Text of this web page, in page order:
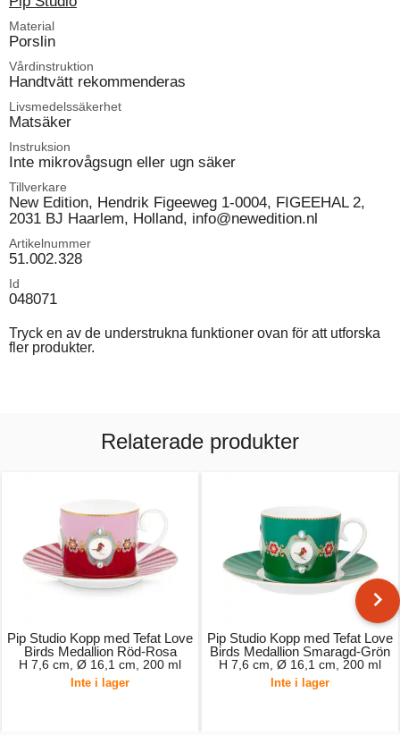
Material
Porslin
Vårdinstruktion
Handtvätt rekommenderas
Livsmedelssäkerhet
Matsäker
Instruksion
Inte mikrovågsugn eller ugn säker
Tillverkare
New Edition, Hendrik Figeeweg 1-0004, FIGEEHAL 2,
2031 BJ Haarlem, Holland, info@newedition.nl
Artikelnummer
51.002.328
Id
048071
Tryck en av de understrukna funktioner ovan för att utforska
fler produkter.
Relaterade produkter
Pip Studio Kopp med Tefat Love
Birds Medallion Röd-Rosa
H 7,6 cm, Ø 16,1 cm, 200 ml
Inte i lager
Pip Studio Kopp med Tefat Love
Birds Medallion Smaragd-Grön
H 7,6 cm, Ø 16,1 cm, 200 ml
Inte i lager